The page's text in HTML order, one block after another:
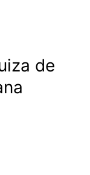
de